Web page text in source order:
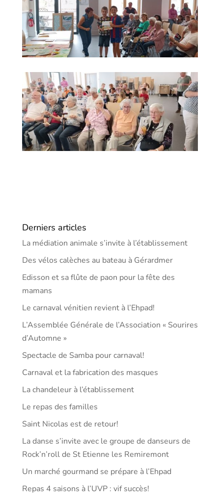
Derniers articles
La médiation animale s’invite à l’établissement
Des vélos calèches au bateau à Gérardmer
Edisson et sa flûte de paon pour la fête des
mamans
Le carnaval vénitien revient à l’Ehpad!
L’Assemblée Générale de l’Association « Sourires
d’Automne »
Spectacle de Samba pour carnaval!
Carnaval et la fabrication des masques
La chandeleur à l’établissement
Le repas des familles
Saint Nicolas est de retour!
La danse s’invite avec le groupe de danseurs de
Rock’n’roll de St Etienne les Remiremont
Un marché gourmand se prépare à l’Ehpad
Repas 4 saisons à l’UVP : vif succès!